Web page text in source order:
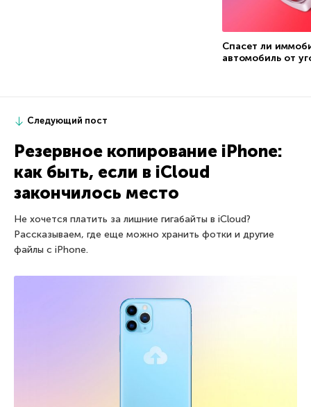
Спасет ли
автомобиль от
Следующий пост
Резервное копирование iPhone:
как быть, если в iCloud
закончилось место
Не хочется платить за лишние гигабайты в iCloud?
Рассказываем, где еще можно хранить фотки и другие
файлы с iPhone.